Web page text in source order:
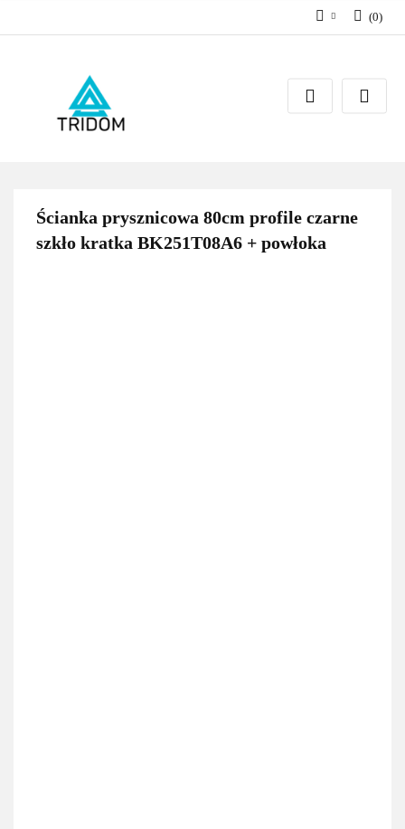
Dodaj zgłoszenie
(0)
Ścianka prysznicowa 80cm profile czarne
szkło kratka BK251T08A6 + powłoka